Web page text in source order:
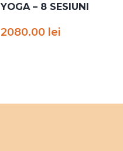
YOGA – 8 SESIUNI
2080.00 lei